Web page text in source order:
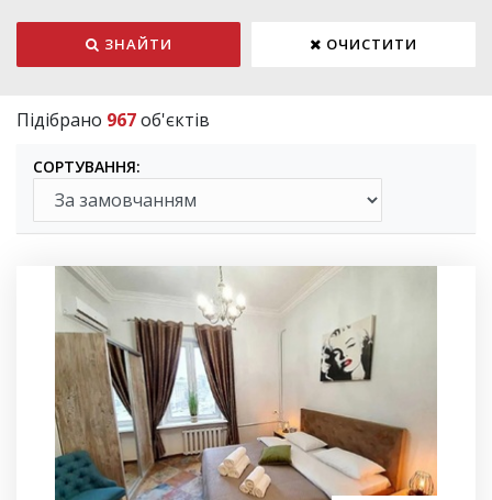
ЗНАЙТИ ОЧИСТИТИ
Підібрано 967об'єктів
СОРТУВАННЯ: